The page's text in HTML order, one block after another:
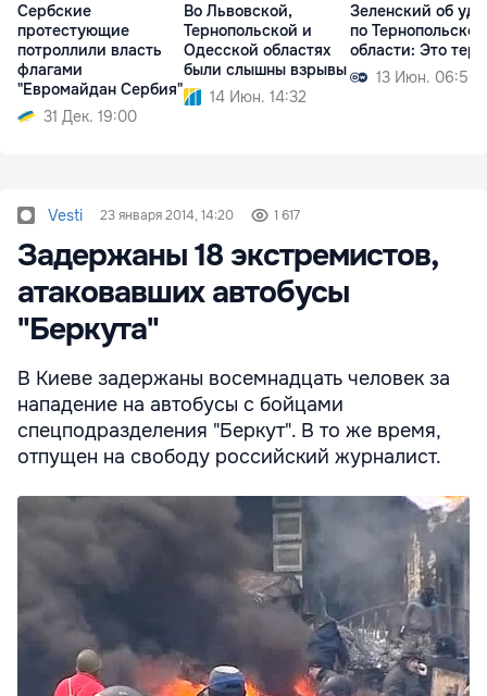
Сербские
протестующие
потроллили власть
флагами
"Евромайдан Сербия"
31 Дек. 19:00
Во Львовской,
Тернопольской и
Одесской областях
были слышны взрывы
14 Июн. 14:32
Зеленский об
по Тернопольской
области: Это
13 Июн. 06:50
Vesti 23 января 2014, 14:20 1 617
Задержаны 18 экстремистов,
атаковавших автобусы
"Беркута"
В Киеве задержаны восемнадцать человек за
нападение на автобусы с бойцами
спецподразделения "Беркут". В то же время,
отпущен на свободу российский журналист.